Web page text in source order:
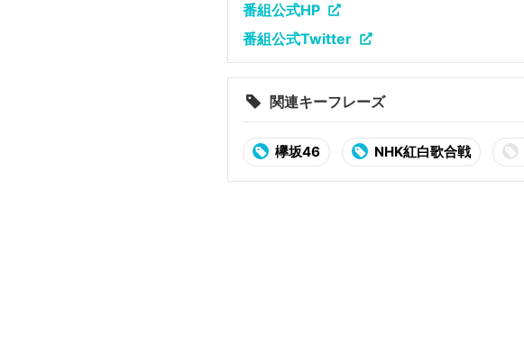
番組公式HP
番組公式Twitter
関連キーフレーズ
欅坂46 NHK紅白歌合戦